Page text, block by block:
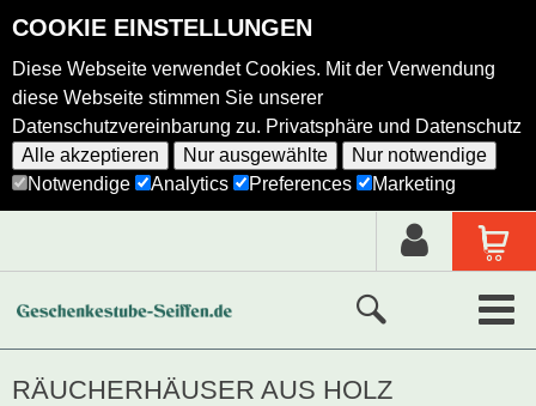
COOKIE EINSTELLUNGEN
Diese Webseite verwendet Cookies. Mit der Verwendung
diese Webseite stimmen Sie unserer
Datenschutzvereinbarung zu. Privatsphäre und Datenschutz
Alle akzeptieren
Nur ausgewählte
Nur notwendige
Notwendige
Analytics Preferences Marketing
Neue Produkte
RÄUCHERHÄUSER AUS HOLZ